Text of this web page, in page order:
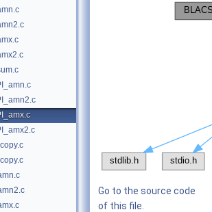
Go to the source code
of this file.